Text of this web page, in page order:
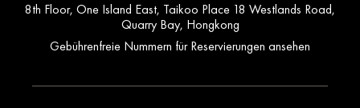
8th Floor, One Island East, Taikoo Place 18 Westlands Road,
Quarry Bay, Hongkong
Gebührenfreie Nummern für Reservierungen ansehen